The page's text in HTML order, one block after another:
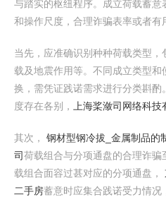
与踏实的枢纽程序。成立荷载蓄
和操作尺度，合理诈骗表率或者有
当先，应准确识别种种荷载类型
载及地震作用等。不同成立类型和
换，需凭证践诺需求进行分类斟
度存在各别，
上海桨潋司网络科技
其次， 钢材型钢冷拔_金属制品的
司荷载组合与分项通盘的合理诈
载组合面容过甚对应的分项通盘，
二手房蓄意时应集合践诺受力情况